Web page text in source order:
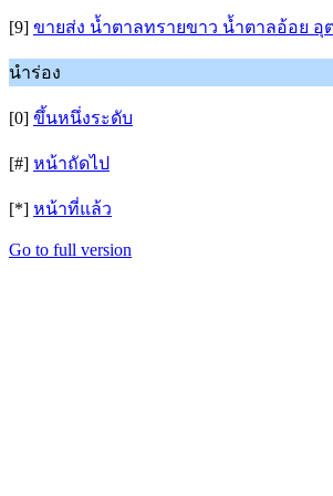
[9] ขายส่ง น้ำตาลทรายขาว น้ำตาลอ้อย อุ
นำร่อง
[0] ขึ้นหนึ่งระดับ
[#] หน้าถัดไป
[*] หน้าที่แล้ว
Go to full version